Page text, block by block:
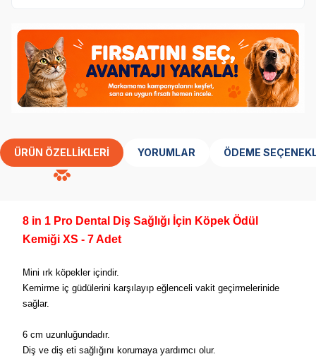
ÜRÜN ÖZELLIKLERI YORUMLAR ÖDEME
8 in 1 Pro Dental Diş Sağlığı İçin Köpek Ödül
Kemiği XS - 7 Adet
Mini ırk köpekler içindir.
Kemirme iç güdülerini karşılayıp eğlenceli vakit geçirmelerinide
sağlar.
6 cm uzunluğundadır.
Diş ve diş eti sağlığını korumaya yardımcı olur.